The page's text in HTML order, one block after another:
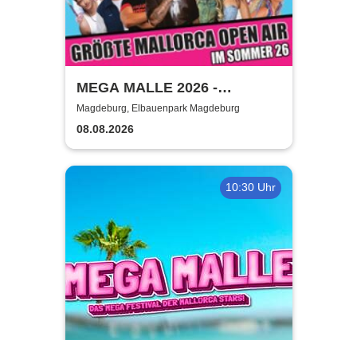
MEGA MALLE 2026 -
Deutschlands größte
Mallorcaparty im Sommer
2026
Magdeburg, Elbauenpark Magdeburg
08.08.2026
10:30 Uhr